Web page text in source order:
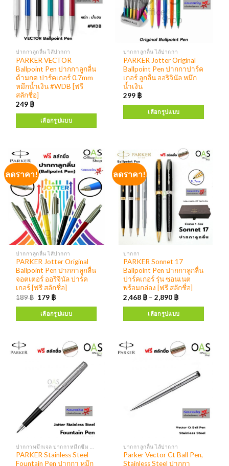
ปากกาลูกลื่น ไส้ปากกา
PARKER Jotter Original
Ballpoint Pen ปากกาปาร์ค
เกอร์ ลูกลื่น ออริจินัล หมึก
น้ำเงิน
299 ฿
เลือกรูปแบบ
ลดราคา!
ปากกาลูกลื่น ไส้ปากกา
PARKER Jotter Original
Ballpoint Pen ปากกาลูกลื่น
จอตเตอร์ ออริจินัล ปาร์ค
เกอร์ [ฟรี สลักชื่อ]
189฿ 179 ฿
เลือกรูปแบบ
ลดราคา!
ปากกา
PARKER Sonnet 17
Ballpoint Pen ปากกาลูกลื่น
ปาร์คเกอร์ รุ่น ซอนเนต
พร้อมกล่อง [ฟรี สลักชื่อ]
2,468 ฿ –2,890 ฿
เลือกรูปแบบ
PARKER Stainless Steel
Fountain Pen ปากกา หมึก
ปากกาลูกลื่น ไส้ปากกา
PARKER VECTOR
Ballpoint Pen ปากกาลูกลื่น
ด้ามกด ปาร์คเกอร์ 0.7mm
หมึกน้ำเงิน #WDB [ฟรี
สลักชื่อ]
249 ฿
เลือกรูปแบบ
ปากกาลูกลื่น ไส้ปากกา
Parker Vector Ct Ball Pen,
Stainless Steel ปากกา